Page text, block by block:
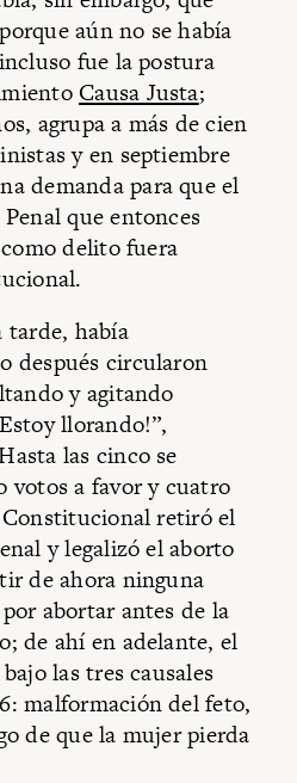
aún no se había
fue la postura
Causa Justa;
agrupa a más de cien
y en septiembre
demanda para que el
que entonces
delito fuera
tarde, había
después circularon
y agitando
llorando!”,
las cinco se
votos a favor y cuatro
retiró el
y legalizó el aborto
de ahora ninguna
abortar antes de la
de ahí en adelante, el
las tres causales
malformación del feto,
de que la mujer pierda